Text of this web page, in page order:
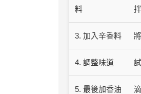
料
3. 加入辛香料
4. 調整味道
5. 最後加香油